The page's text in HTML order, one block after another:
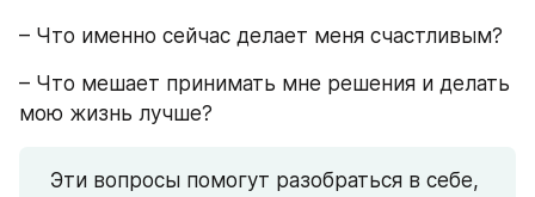
– Что именно сейчас делает меня счастливым?
– Что мешает принимать мне решения и делать
мою жизнь лучше?
Эти вопросы помогут разобраться в себе,